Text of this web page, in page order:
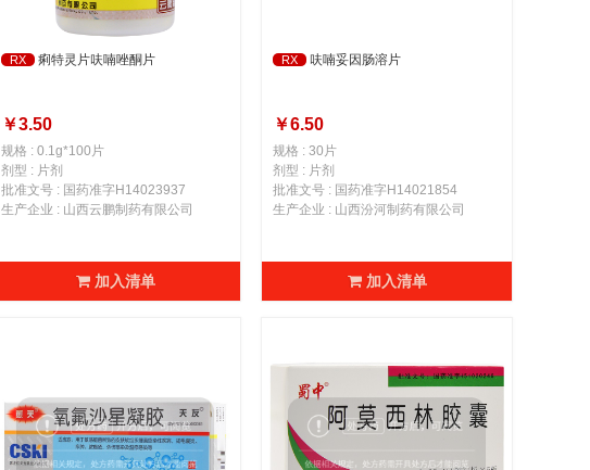
RX 痢特灵片呋喃唑酮片
￥3.50
规格 : 0.1g*100片
剂型 : 片剂
批准文号 : 国药准字H14023937
生产企业 : 山西云鹏制药有限公司
加入清单
RX 呋喃妥因肠溶片
￥6.50
规格 : 30片
剂型 : 片剂
批准文号 : 国药准字H14021854
生产企业 : 山西汾河制药有限公司
加入清单